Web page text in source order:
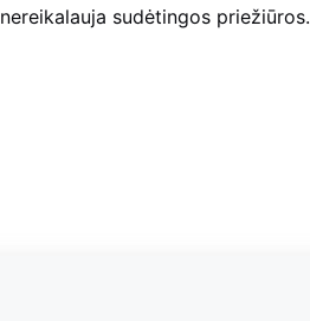
nereikalauja sudėtingos priežiūros.